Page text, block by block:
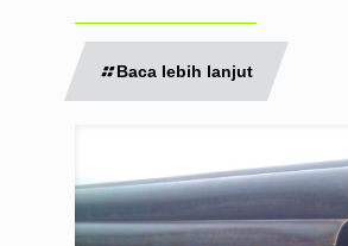
Baca lebih lanjut